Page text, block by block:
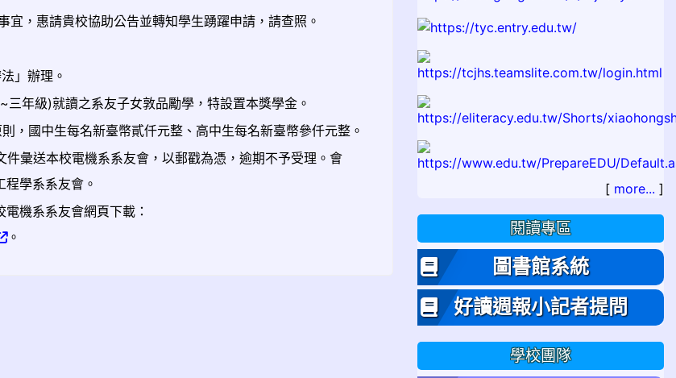
，惠請貴校協助公告並轉知學生踴躍申請，請查照。
」辦理。
年級)就讀之系友子女敦品勵學，特設置本獎學金。
國中生每名新臺幣貳仟元整、高中生每名新臺幣參仟元整。
彙送本校電機系系友會，以郵戳為憑，逾期不予受理。會
學系系友會。
機系系友會網頁下載：
。
[ more... ]
閱讀專區
圖書館系統
好讀週報小記者提問
學校團隊